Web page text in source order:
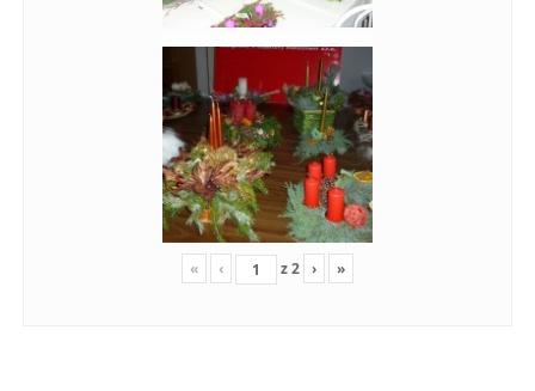
« ‹ z2 › »